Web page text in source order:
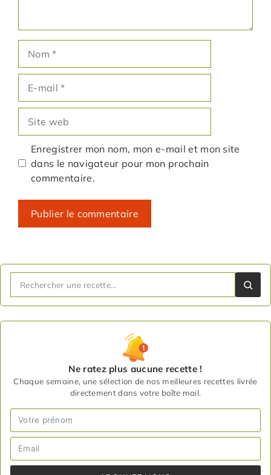
mail
web
Enregistrer mon nom, mon e-mail et mon site
dans le navigateur pour mon prochain
commentaire.
Ne ratez plus aucune recette !
Chaque semaine, une sélection de nos meilleures recettes livrée
directement dans votre boîte mail.